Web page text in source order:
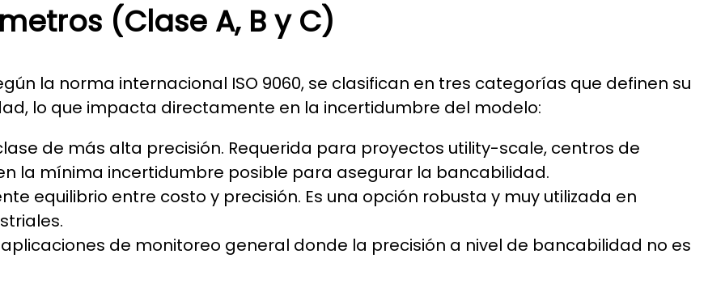
(Clase A, B y C)
la norma internacional ISO 9060, se clasifican en tres categorías que definen su
lo que impacta directamente en la incertidumbre del modelo:
de más alta precisión. Requerida para proyectos utility-scale, centros de
la mínima incertidumbre posible para asegurar la bancabilidad.
equilibrio entre costo y precisión. Es una opción robusta y muy utilizada en
de monitoreo general donde la precisión a nivel de bancabilidad no es